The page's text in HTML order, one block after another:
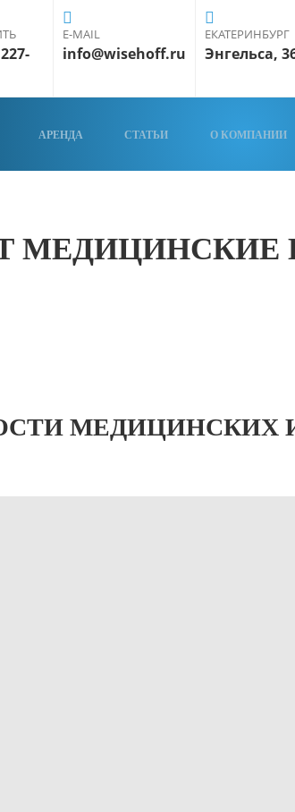
E-MAIL
info@wisehoff.ru
ЕКАТЕРИНБУРГ
Энгельса,
АРЕНДА СТАТЬИ О КОМПАНИИ
МЕДИЦИНСКИЕ
МЕДИЦИНСКИХ